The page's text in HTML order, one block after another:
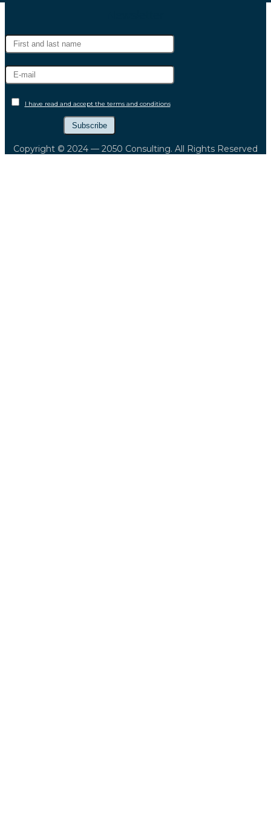
I have read and accept the terms and conditions
Copyright © 2024 — 2050 Consulting. All Rights Reserved